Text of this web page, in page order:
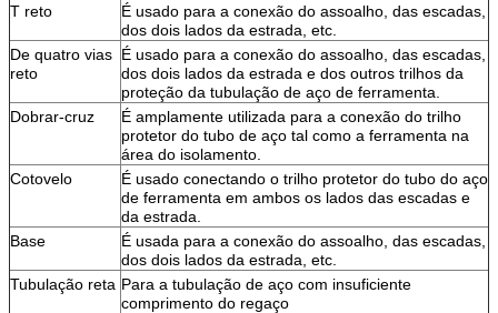
T reto
É usado para a conexão do assoalho, das escadas,
dos dois lados da estrada, etc.
De quatro vias
reto
É usado para a conexão do assoalho, das escadas,
dos dois lados da estrada e dos outros trilhos da
proteção da tubulação de aço de ferramenta.
Dobrar-cruz
É amplamente utilizada para a conexão do trilho
protetor do tubo de aço tal como a ferramenta na
área do isolamento.
Cotovelo
É usado conectando o trilho protetor do tubo do aço
de ferramenta em ambos os lados das escadas e
da estrada.
Base
É usada para a conexão do assoalho, das escadas,
dos dois lados da estrada, etc.
Tubulação reta Para a tubulação de aço com insuficiente
comprimento do regaço